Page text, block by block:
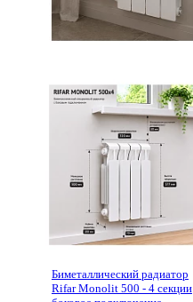
Биметаллический радиатор
Rifar Monolit 500 - 4 секции